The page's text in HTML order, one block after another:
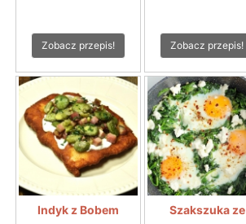
Zobacz przepis! Zobacz przepis!
Indyk z Bobem
Szakszuka ze